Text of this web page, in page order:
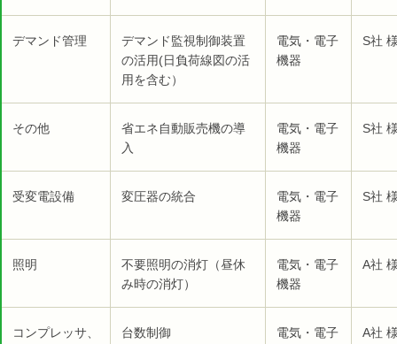
デマンド管理
デマンド監視制御装置
の活用(日負荷線図の活
用を含む）
電気・電子
機器
S社
その他
省エネ自動販売機の導
入
電気・電子
機器
S社
受変電設備 変圧器の統合
電気・電子
機器
S社
照明
不要照明の消灯（昼休
み時の消灯）
電気・電子
機器
A社
コンプレッサ、
台数制御
電気・電子
A社